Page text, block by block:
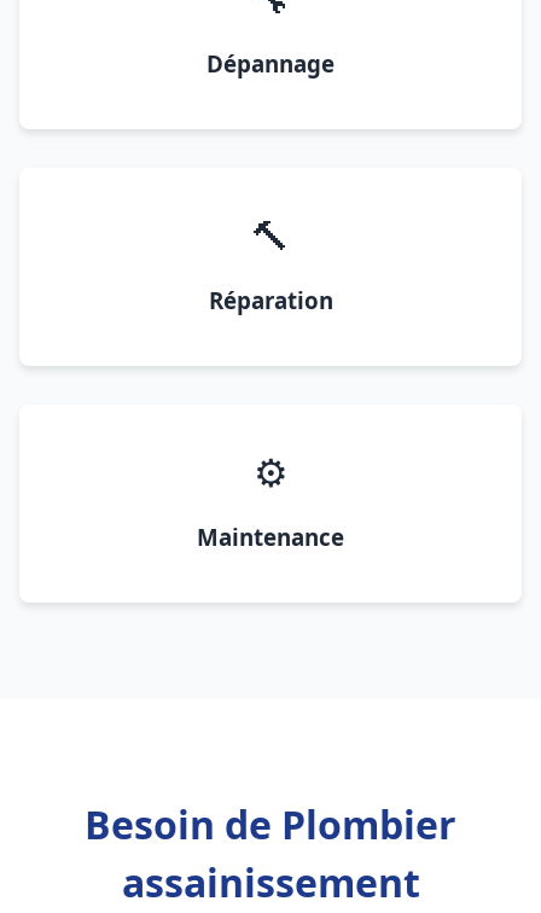
Dépannage
🔨
Réparation
⚙️
Maintenance
Besoin de Plombier
assainissement